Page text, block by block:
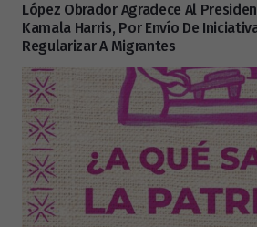
López Obrador Agradece Al
Kamala Harris, Por Envío De
Regularizar A Migrantes